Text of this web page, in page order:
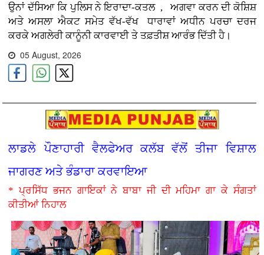
ਉਨਾਂ ਦੱਸਿਆ ਕਿ ਪੁਲਿਸ ਨੇ ਇਰਾਦਾ-ਕਤਲ , ਅਗਵਾ ਕਰਨ ਦੀ ਕੋਸ਼ਿਸ਼
ਅਤੇ ਅਸਲਾ ਐਕਟ ਸਮੇਤ ਵੱਖ-ਵੱਖ ਧਾਰਾਵਾਂ ਅਧੀਨ ਪਰਚਾ ਦਰਜ
ਕਰਕੇ ਅਗਲੇਰੀ ਕਾਨੂੰਨੀ ਕਾਰਵਾਈ ਤੇ ਤਫ਼ਤੀਸ਼ ਆਰੰਭ ਦਿੱਤੀ ਹੈ।
05 August, 2026
ਲਾਡਲੇ ਪੌਣਾਹਾਰੀ ਵੈਲਫੇਅਰ ਕਲੱਬ ਵੱਲੋਂ ਤੀਜਾ ਵਿਸ਼ਾਲ
ਜਾਗਰਣ ਅਤੇ ਭੰਡਾਰਾ ਕਰਵਾਇਆ
* ਪ੍ਰਸਿੱਧ ਭਜਨ ਗਾਇਕਾਂ ਨੇ ਬਾਬਾ ਜੀ ਦੀ ਮਹਿਮਾ ਗਾ ਕੇ ਸੰਗਤਾਂ
ਕੀਤੀਆਂ ਨਿਹਾਲ